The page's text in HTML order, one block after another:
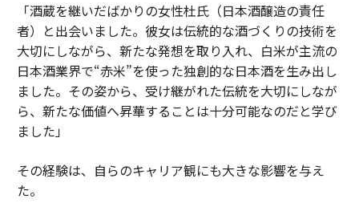
「酒蔵を継いだばかりの女性杜氏（日本酒醸造の責任
者）と出会いました。彼女は伝統的な酒づくりの技術を
大切にしながら、新たな発想を取り入れ、白米が主流の
日本酒業界で“赤米”を使った独創的な日本酒を生み出し
ました。その姿から、受け継がれた伝統を大切にしなが
ら、新たな価値へ昇華することは十分可能なのだと学び
ました」
その経験は、自らのキャリア観にも大きな影響を与え
た。